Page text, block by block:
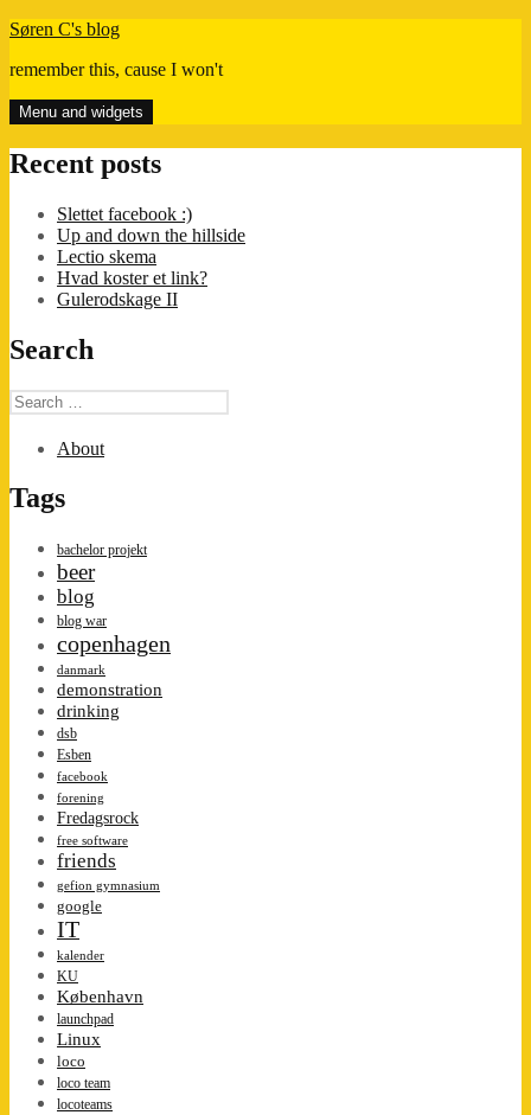
Skip
content
Søren C's blog
remember this, cause I won't
Menu and widgets
Recent posts
Slettet facebook :)
Up and down the hillside
Lectio skema
Hvad koster et link?
Gulerodskage II
Search
Search
for:
About
Tags
bachelor projekt
beer
blog
blog war
copenhagen
danmark
demonstration
drinking
dsb
Esben
facebook
forening
Fredagsrock
free software
friends
gefion gymnasium
google
IT
kalender
KU
København
launchpad
Linux
loco
loco team
locoteams